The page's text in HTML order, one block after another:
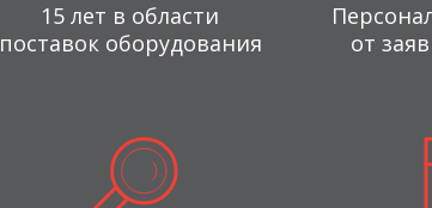
15 лет в области
поставок оборудования
от